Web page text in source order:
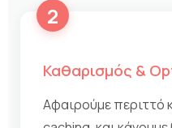
2
Καθαρισμός &
Αφαιρούμε περιττό